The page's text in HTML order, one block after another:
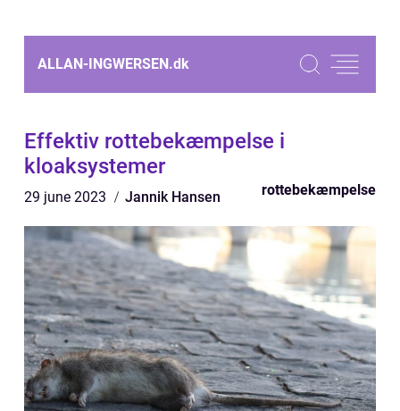
ALLAN-INGWERSEN.dk
Effektiv rottebekæmpelse i
kloaksystemer
29 june 2023 Jannik Hansen rottebekæmpelse